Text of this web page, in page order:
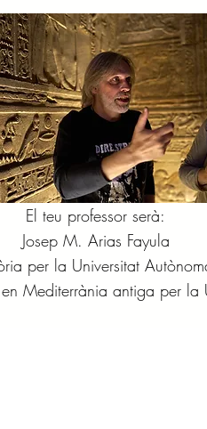
El teu professor serà:
Josep M. Arias Fayula
per la Universitat
Mediterrània antiga per la